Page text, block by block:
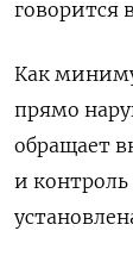
говорится
Как
прямо
обращает
и